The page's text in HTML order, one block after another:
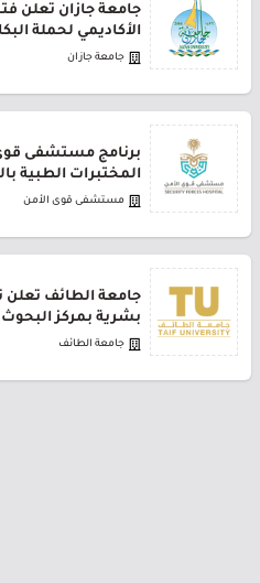
جامعة جازان تعلن
الأكاديمي لحملة
جامعة جازان
برنامج مستشفى
المختبرات الطبية
مستشفى قوى الأمن
جامعة الطائف تعلن
بشرية بمركز
جامعة الطائف